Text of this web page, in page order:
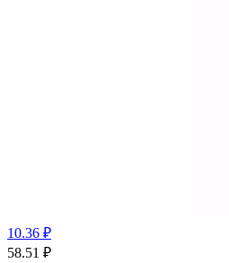
10.36 ₽
58.51 ₽